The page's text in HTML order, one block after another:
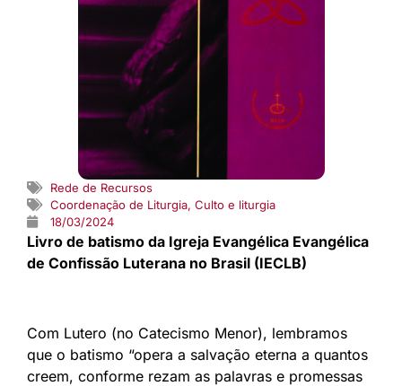
Rede de Recursos
Coordenação de Liturgia, Culto e liturgia
18/03/2024
Livro de batismo da Igreja Evangélica Evangélica
de Confissão Luterana no Brasil (IECLB)
Com Lutero (no Catecismo Menor), lembramos
que o batismo “opera a salvação eterna a quantos
creem, conforme rezam as palavras e promessas